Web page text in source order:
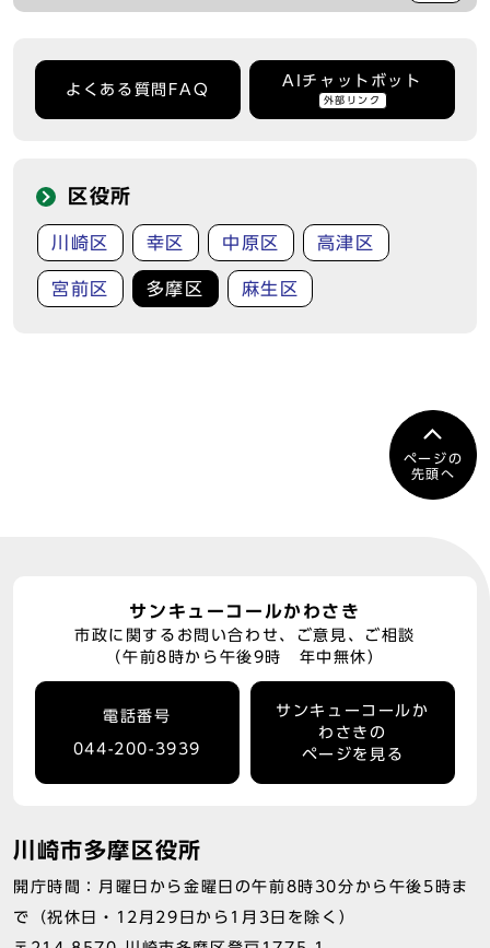
よくある質問FAQ
AIチャットボット
外部リンク
区役所
川崎区 幸区 中原区 高津区
宮前区 多摩区 麻生区
ページの
先頭へ
サンキューコールかわさき
市政に関するお問い合わせ、ご意見、ご相談
（午前8時から午後9時 年中無休）
電話番号
044-200-3939
サンキューコールか
わさきの
ページを見る
川崎市多摩区役所
開庁時間：月曜日から金曜日の午前8時30分から午後5時ま
で（祝休日・12月29日から1月3日を除く）